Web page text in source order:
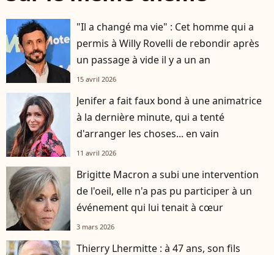
"Il a changé ma vie" : Cet homme qui a
permis à Willy Rovelli de rebondir après
un passage à vide il y a un an
15 avril 2026
Jenifer a fait faux bond à une animatrice
à la dernière minute, qui a tenté
d'arranger les choses... en vain
11 avril 2026
Brigitte Macron a subi une intervention
de l'oeil, elle n'a pas pu participer à un
événement qui lui tenait à cœur
3 mars 2026
Thierry Lhermitte : à 47 ans, son fils